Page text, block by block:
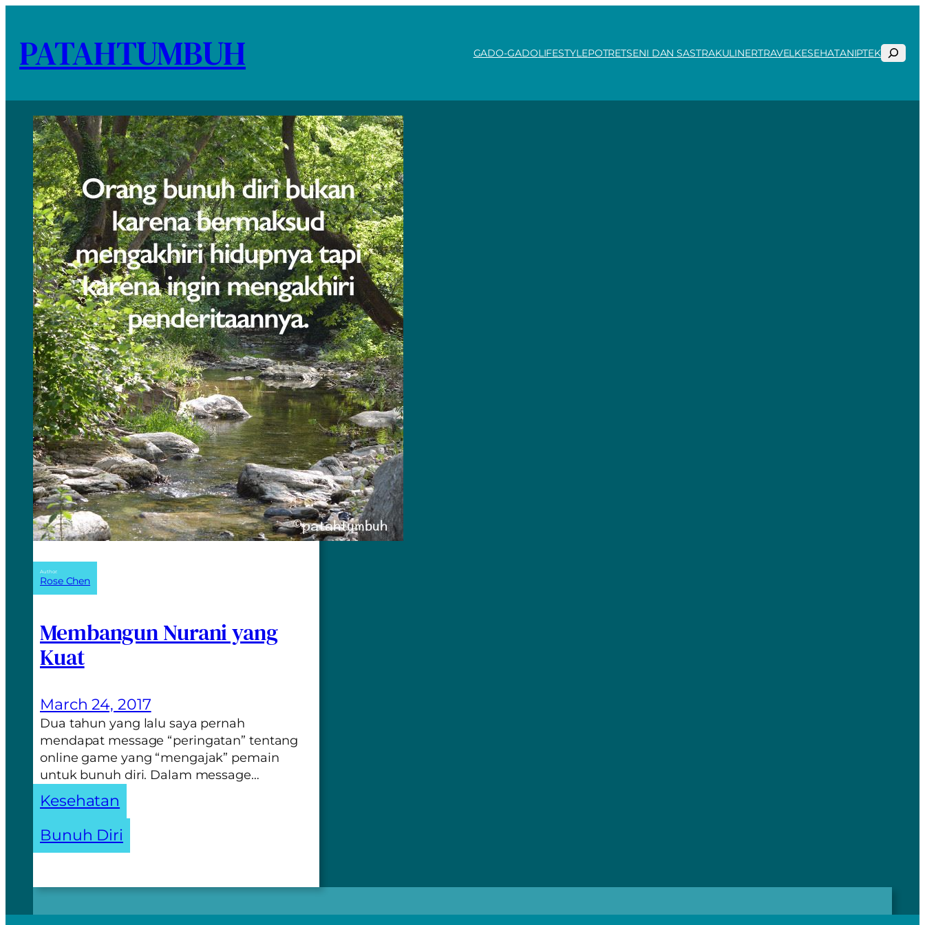
PATAHTUMBUH GADO-GADOLIFESTYLEPOTRETSENI DAN SASTRAKULINERTRAVELKESEHATANIPTEKSearch
Author:
Rose Chen
Membangun Nurani yang
Kuat
March 24, 2017
Dua tahun yang lalu saya pernah
mendapat message “peringatan” tentang
online game yang “mengajak” pemain
untuk bunuh diri. Dalam message…
Kesehatan
Bunuh Diri